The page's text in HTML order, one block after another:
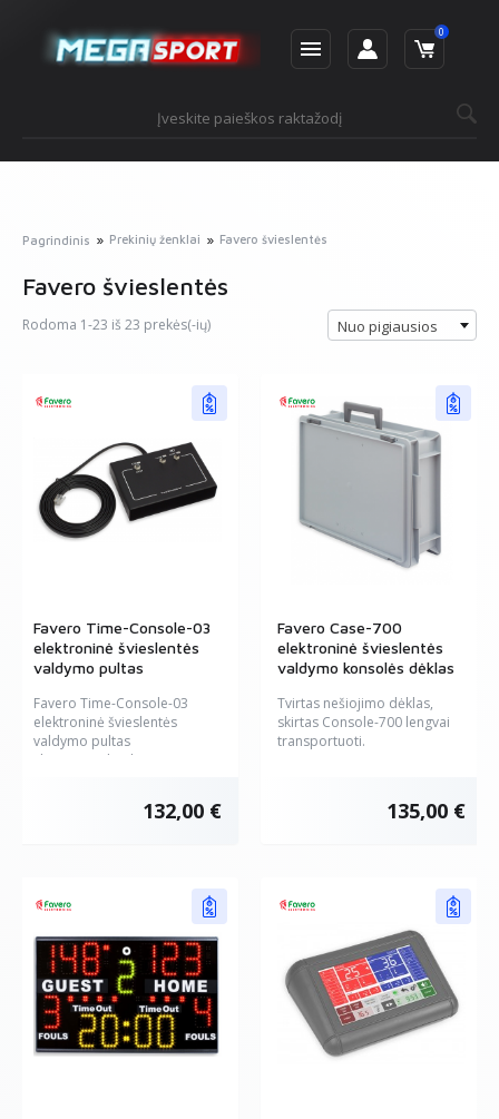
0
Pagrindinis Prekinių ženklai Favero švieslentės
Favero švieslentės
Rodoma 1-23 iš 23 prekės(-ių) Nuo pigiausios
Favero Time-Console-03
elektroninė švieslentės
valdymo pultas
Favero Time-Console-03
elektroninė švieslentės
valdymo pultas
skirtas naudoti kartu su...
132,00 €
Favero Case-700
elektroninė švieslentės
valdymo konsolės dėklas
Tvirtas nešiojimo dėklas,
skirtas Console-700 lengvai
transportuoti.
135,00 €